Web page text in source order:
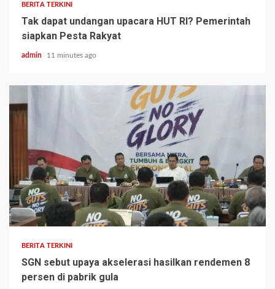
BERITA TERKINI
Tak dapat undangan upacara HUT RI? Pemerintah
siapkan Pesta Rakyat
admin 11 minutes ago
BERITA TERKINI
SGN sebut upaya akselerasi hasilkan rendemen 8
persen di pabrik gula